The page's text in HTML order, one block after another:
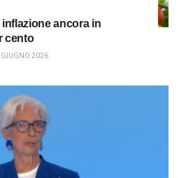
ancora in
cento
GIUGNO 2026